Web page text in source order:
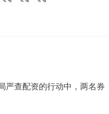
严查配资的行动中，两名券